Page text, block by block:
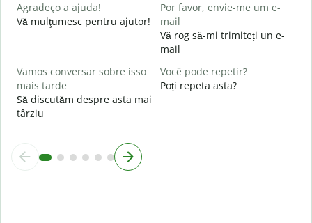
Agradeço a ajuda!
Vă mulţumesc pentru ajutor!
Por favor, envie-me um e-
mail
Vă rog să-mi trimiteți un e-
mail
Vamos conversar sobre isso
mais tarde
Să discutăm despre asta mai
târziu
Você pode repetir?
Poți repeta asta?